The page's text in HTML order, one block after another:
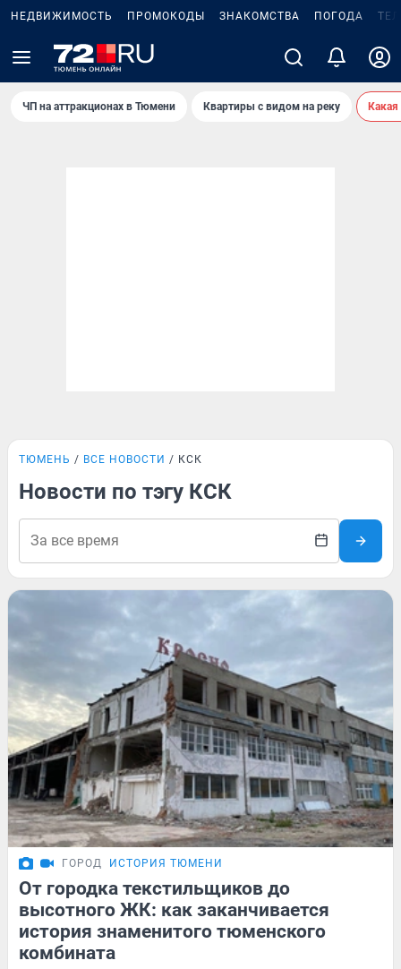
НЕДВИЖИМОСТЬ ПРОМОКОДЫ ЗНАКОМСТВА ПОГОДА
ЧП на аттракционах в Тюмени Квартиры с видом на реку
ТЮМЕНЬ ВСЕ НОВОСТИ КСК
Новости по тэгу КСК
ГОРОД ИСТОРИЯ ТЮМЕНИ
От городка текстильщиков до
высотного ЖК: как заканчивается
история знаменитого тюменского
комбината